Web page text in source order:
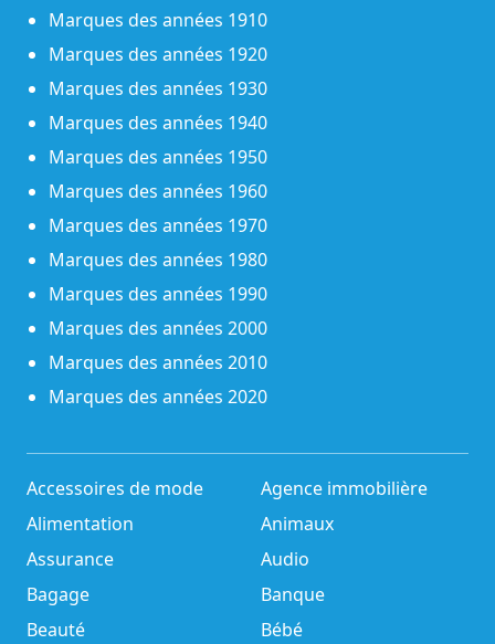
Marques des années 1910
Marques des années 1920
Marques des années 1930
Marques des années 1940
Marques des années 1950
Marques des années 1960
Marques des années 1970
Marques des années 1980
Marques des années 1990
Marques des années 2000
Marques des années 2010
Marques des années 2020
Accessoires de mode
Agence immobilière
Alimentation
Animaux
Assurance
Audio
Bagage
Banque
Beauté
Bébé